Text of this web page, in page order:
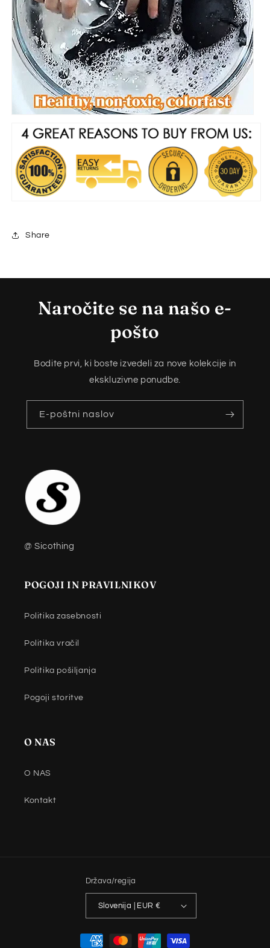
Share
Naročite se na našo e-
pošto
Bodite prvi, ki boste izvedeli za nove kolekcije in
ekskluzivne ponudbe.
E-poštni naslov
@ Sicothing
POGOJI IN PRAVILNIKOV
Politika zasebnosti
Politika vračil
Politika pošiljanja
Pogoji storitve
O NAS
O NAS
Kontakt
Država/regija
Slovenija | EUR €
Načini